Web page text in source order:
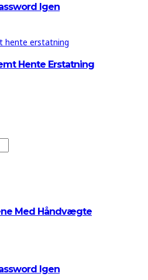
Igen
Hente Erstatning
Med Håndvægte
Igen